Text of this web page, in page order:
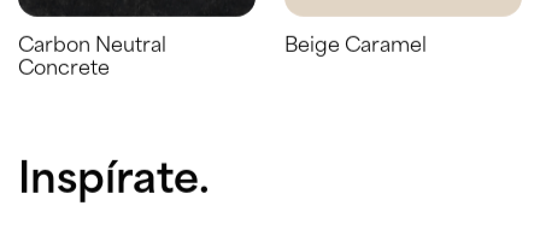
Carbon Neutral
Concrete
Beige Caramel
Inspírate.